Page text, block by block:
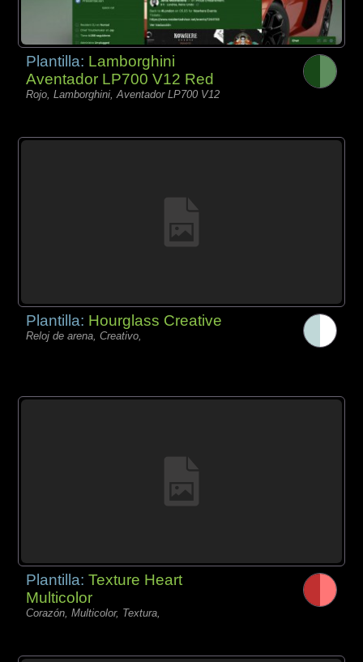
Plantilla: Lamborghini
Aventador LP700 V12 Red
Rojo, Lamborghini, Aventador LP700 V12
Plantilla: Hourglass Creative
Reloj de arena, Creativo,
Plantilla:Texture Heart
Multicolor
Corazón, Multicolor, Textura,